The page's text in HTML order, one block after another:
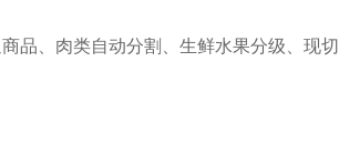
品、肉类自动分割、生鲜水果分级、现